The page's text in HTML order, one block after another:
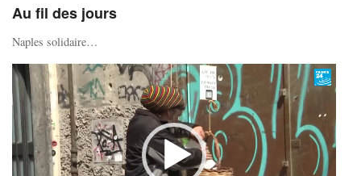
Au fil des jours
Naples solidaire…
Lecteur
vidéo